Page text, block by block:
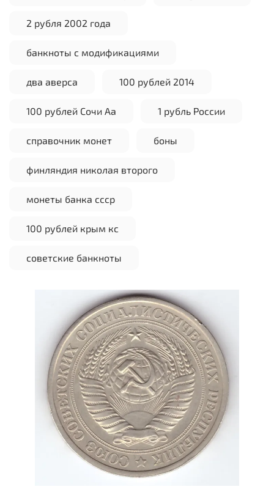
2 рубля 2002 года
банкноты с модификациями
два аверса 100 рублей 2014
100 рублей Сочи Аа 1 рубль России
справочник монет боны
финляндия николая второго
монеты банка ссср
100 рублей крым кс
советские банкноты